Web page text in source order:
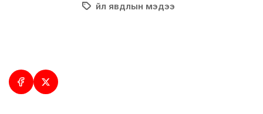
Үйл явдлын мэдээ